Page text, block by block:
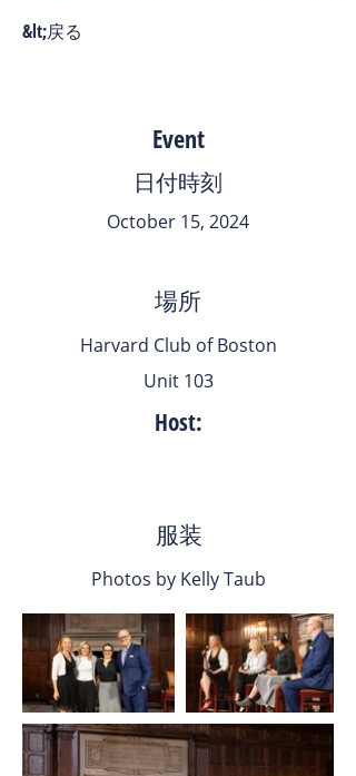
&lt;戻る
Event
日付時刻
October 15, 2024
場所
Harvard Club of Boston
Unit 103
Host:
服装
Photos by Kelly Taub